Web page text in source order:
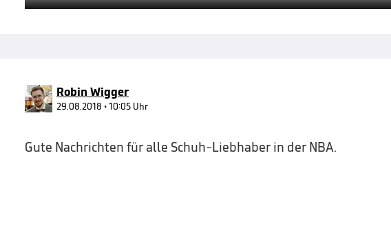
Robin Wigger
29.08.2018 • 10:05 Uhr
Gute Nachrichten für alle Schuh-Liebhaber in der NBA.